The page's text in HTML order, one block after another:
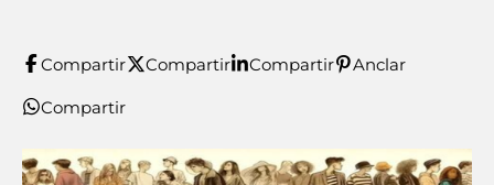
Compartir Compartir Compartir Anclar
Compartir